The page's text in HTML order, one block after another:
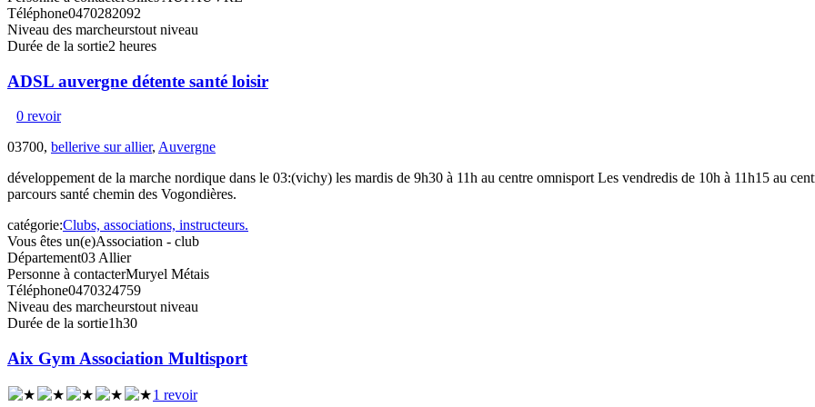
Téléphone0470282092
Niveau des marcheurstout niveau
Durée de la sortie2 heures
ADSL auvergne détente santé loisir
0 revoir
03700, bellerive sur allier, Auvergne
développement de la marche nordique dans le 03:(vichy) les mardis de 9h30 à 11h au centre omnisport Les vendredis de 10h à 11h15 au
parcours santé chemin des Vogondières.
catégorie:Clubs, associations, instructeurs.
Vous êtes un(e)Association - club
Département03 Allier
Personne à contacterMuryel Métais
Téléphone0470324759
Niveau des marcheurstout niveau
Durée de la sortie1h30
Aix Gym Association Multisport
1 revoir